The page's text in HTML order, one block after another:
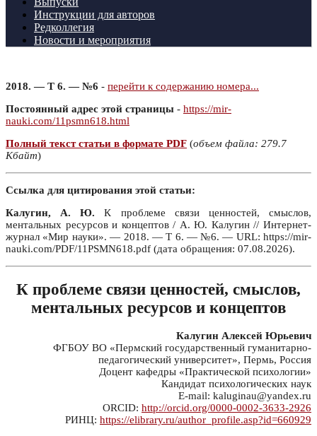
Инструкции для авторов
Редколлегия
Новости и мероприятия
2018. — Т 6. — №6 - перейти к содержанию номера...
Постоянный адрес этой страницы - https://mir-
nauki.com/11psmn618.html
Полный текст статьи в формате PDF (объем файла: 279.7
Кбайт)
Ссылка для цитирования этой статьи:
Калугин, А. Ю. К проблеме связи ценностей, смыслов,
ментальных ресурсов и концептов / А. Ю. Калугин // Интернет-
журнал «Мир науки». — 2018. — Т 6. — №6. — URL: https://mir-
nauki.com/PDF/11PSMN618.pdf (дата обращения: 07.08.2026).
К проблеме связи ценностей, смыслов,
ментальных ресурсов и концептов
Калугин Алексей Юрьевич
ФГБОУ ВО «Пермский государственный гуманитарно-
педагогический университет», Пермь, Россия
Доцент кафедры «Практической психологии»
Кандидат психологических наук
E-mail: kaluginau@yandex.ru
ORCID: http://orcid.org/0000-0002-3633-2926
РИНЦ: https://elibrary.ru/author_profile.asp?id=660929